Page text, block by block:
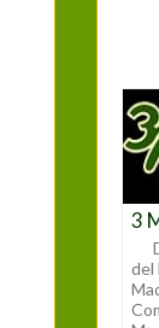
3
del